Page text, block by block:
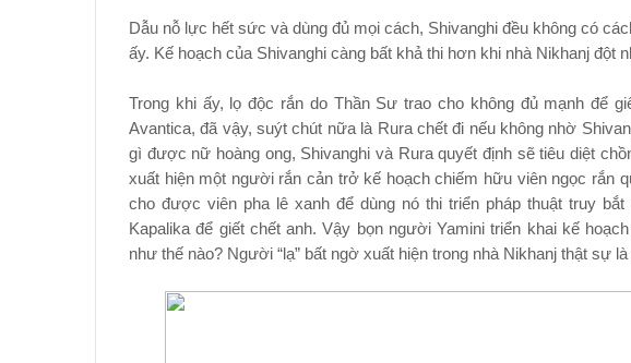
Dẫu nỗ lực hết sức và dùng đủ mọi cách, Shivanghi đều không có
ấy. Kế hoạch của Shivanghi càng bất khả thi hơn khi nhà Nikhanj đột
Trong khi ấy, lọ độc rắn do Thần Sư trao cho không đủ mạnh để
Avantica, đã vậy, suýt chút nữa là Rura chết đi nếu không nhờ
gì được nữ hoàng ong, Shivanghi và Rura quyết định sẽ tiêu diệt
xuất hiện một người rắn cản trở kế hoạch chiếm hữu viên ngọc rắn
cho được viên pha lê xanh để dùng nó thi triển pháp thuật truy
Kapalika để giết chết anh. Vậy bọn người Yamini triển khai kế
như thế nào? Người “lạ” bất ngờ xuất hiện trong nhà Nikhanj thật sự là